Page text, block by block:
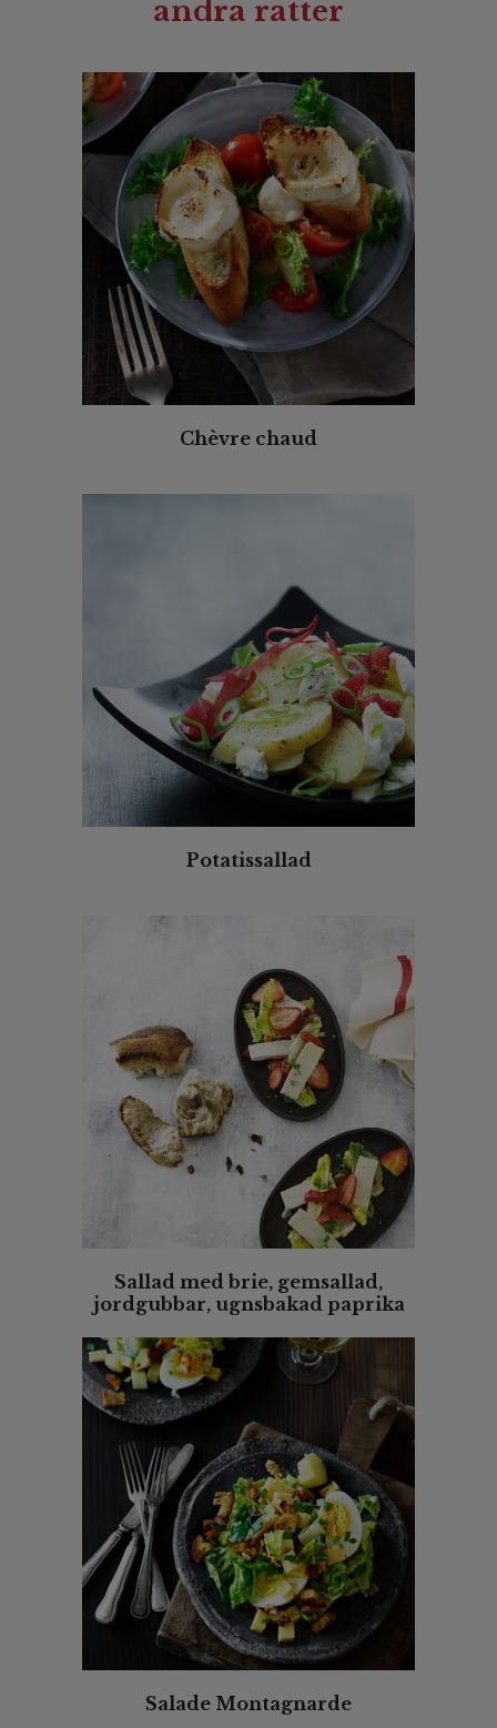
andra rätter
Chèvre chaud
Potatissallad
Sallad med brie, gemsallad,
jordgubbar, ugnsbakad paprika
Salade Montagnarde